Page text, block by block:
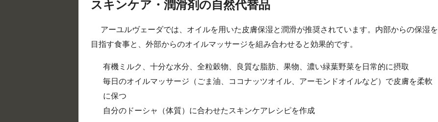
スキンケア・潤滑剤の自然代替品
アーユルヴェーダでは、オイルを用いた皮膚保湿と潤滑が推奨されています。内部からの保湿を
目指す食事と、外部からのオイルマッサージを組み合わせると効果的です。
有機ミルク、十分な水分、全粒穀物、良質な脂肪、果物、濃い緑葉野菜を日常的に摂取
毎日のオイルマッサージ（ごま油、ココナッツオイル、アーモンドオイルなど）で皮膚を柔軟
に保つ
自分のドーシャ（体質）に合わせたスキンケアレシピを作成